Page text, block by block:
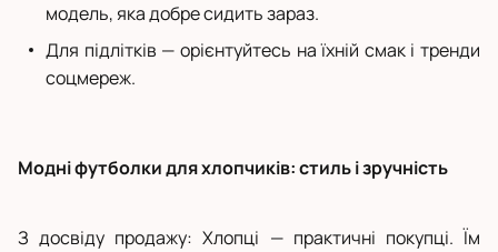
модель, яка добре сидить зараз.
Для підлітків — орієнтуйтесь на їхній смак і тренди
соцмереж.
Модні футболки для хлопчиків: стиль і зручність
З досвіду продажу: Хлопці — практичні покупці. Їм